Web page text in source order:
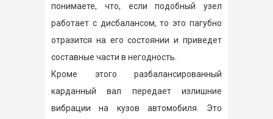
понимаете, что, если подобный узел
работает с дисбалансом, то это пагубно
отразится на его состоянии и приведет
составные части в негодность.
Кроме этого разбалансированный
карданный вал передает излишние
вибрации на кузов автомобиля. Это